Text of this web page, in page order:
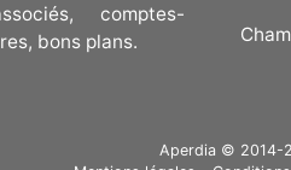
comptes-
bons plans.
Aperdia © 2014-